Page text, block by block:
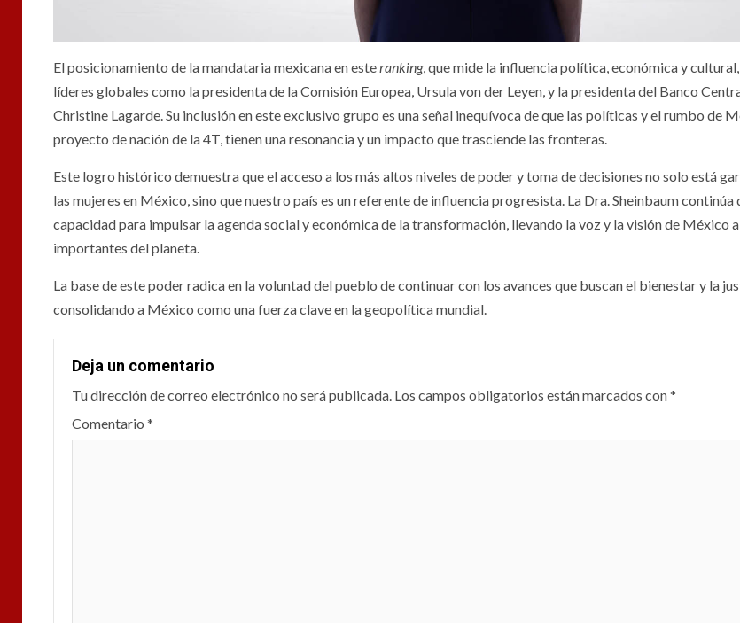
El posicionamiento de la mandataria mexicana en esteranking, que mide la influencia política, económica y
líderes globales como la presidenta de la Comisión Europea, Ursula von der Leyen, y la presidenta del Banco
Christine Lagarde. Su inclusión en este exclusivo grupo es una señal inequívoca de que las políticas y el rumbo de
proyecto de nación de la 4T, tienen una resonancia y un impacto que trasciende las fronteras.
Este logro histórico demuestra que el acceso a los más altos niveles de poder y toma de decisiones no solo está
las mujeres en México, sino que nuestro país es un referente de influencia progresista. La Dra. Sheinbaum
capacidad para impulsar la agenda social y económica de la transformación, llevando la voz y la visión de México
importantes del planeta.
La base de este poder radica en la voluntad del pueblo de continuar con los avances que buscan el bienestar y la
consolidando a México como una fuerza clave en la geopolítica mundial.
Deja un comentario
Tu dirección de correo electrónico no será publicada. Los campos obligatorios están marcados con*
Comentario *